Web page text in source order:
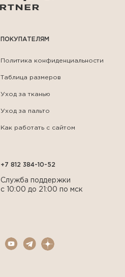
ПОКУПАТЕЛЯМ
Политика конфиденциальности
Таблица размеров
Уход за тканью
Уход за пальто
Как работать с сайтом
+7 812 384-10-52
Служба поддержки
с 10:00 до 21:00 по мск